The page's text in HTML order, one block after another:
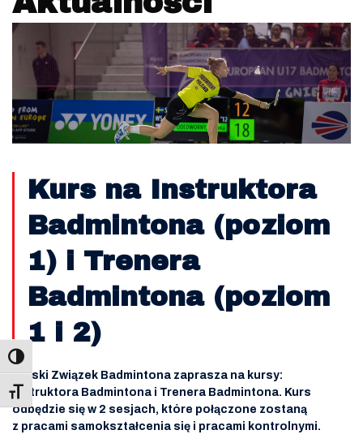
Toggle Font size
Kurs na Instruktora
Badmintona (poziom
1) i Trenera
Badmintona (poziom
1 i 2)
Polski Związek Badmintona zaprasza na kursy:
Instruktora Badmintona i Trenera Badmintona. Kurs
odbędzie się w 2 sesjach, które połączone zostaną
z pracami samokształcenia się i pracami kontrolnymi.